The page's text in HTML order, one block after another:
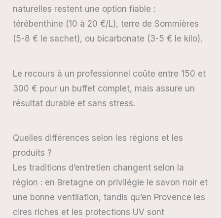
naturelles restent une option fiable :
térébenthine (10 à 20 €/L), terre de Sommières
(5-8 € le sachet), ou bicarbonate (3-5 € le kilo).
Le recours à un professionnel coûte entre 150 et
300 € pour un buffet complet, mais assure un
résultat durable et sans stress.
Quelles différences selon les régions et les
produits ?
Les traditions d’entretien changent selon la
région : en Bretagne on privilégie le savon noir et
une bonne ventilation, tandis qu’en Provence les
cires riches et les protections UV sont